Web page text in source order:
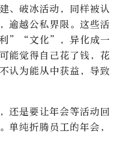
、破冰活动，同样被认
逾越公私界限。这些活
”“文化”，异化成一
能觉得自己花了钱，花
认为能从中获益，导致
还是要让年会等活动回
单纯折腾员工的年会，